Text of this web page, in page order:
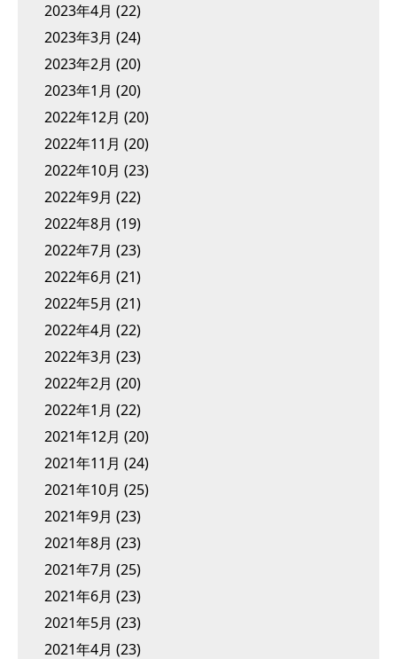
2023年4月 (22)
2023年3月 (24)
2023年2月 (20)
2023年1月 (20)
2022年12月 (20)
2022年11月 (20)
2022年10月 (23)
2022年9月 (22)
2022年8月 (19)
2022年7月 (23)
2022年6月 (21)
2022年5月 (21)
2022年4月 (22)
2022年3月 (23)
2022年2月 (20)
2022年1月 (22)
2021年12月 (20)
2021年11月 (24)
2021年10月 (25)
2021年9月 (23)
2021年8月 (23)
2021年7月 (25)
2021年6月 (23)
2021年5月 (23)
2021年4月 (23)